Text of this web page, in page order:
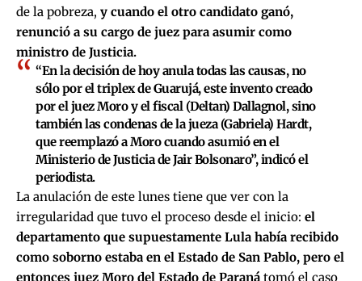
de la pobreza, y cuando el otro candidato ganó,
renunció a su cargo de juez para asumir como
ministro de Justicia.
“En la decisión de hoy anula todas las causas, no
sólo por el triplex de Guarujá, este invento creado
por el juez Moro y el fiscal (Deltan) Dallagnol, sino
también las condenas de la jueza (Gabriela) Hardt,
que reemplazó a Moro cuando asumió en el
Ministerio de Justicia de Jair Bolsonaro”, indicó el
periodista.
La anulación de este lunes tiene que ver con la
irregularidad que tuvo el proceso desde el inicio: el
departamento que supuestamente Lula había recibido
como soborno estaba en el Estado de San Pablo, pero el
entonces juez Moro del Estado de Paraná tomó el caso